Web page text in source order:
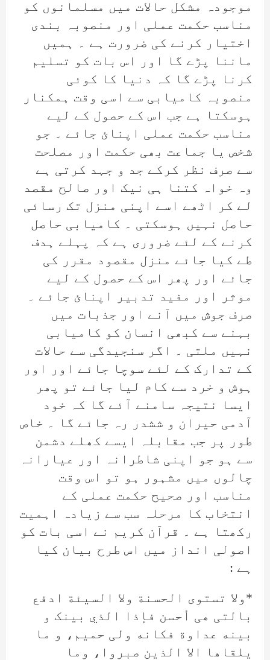
موجودہ مشکل حالات میں مسلمانوں کو
مناسب حکمت عملی اور منصوبہ بندی
اختیار کرنے کی ضرورت ہے ۔ ہمیں
ماننا پڑے گا اور اس بات کو تسلیم
کرنا پڑے گا کہ دنیا کا کوئی
منصوبہ کامیابی سے اسی وقت ہمکنار
ہوسکتا ہے جب اس کے حصول کے لیے
مناسب حکمت عملی اپنائ جائے ۔ جو
شخص یا جماعت بھی حکمت اور مصلحت
سے صرف نظر کرکے جد و جہد کرتی ہے
وہ خواہ کتنا ہی نیک اور صالح مقصد
لے کر اٹھے اسے اپنی منزل تک رسائی
حاصل نہیں ہوسکتی ۔ کامیابی حاصل
کرنے کے لئے ضروری ہے کہ پہلے ہدف
طے کیا جائے منزل مقصود مقرر کی
جائے اور پھر اس کے حصول کے لیے
موثر اور مفید تدبیر اپنائ جائے ۔
صرف جوش میں آنے اور جذبات میں
بہنے سے کبھی انسان کو کامیابی
نہیں ملتی ۔ اگر سنجیدگی سے حالات
کے تدارک کے لئے سوچا جائے اور اور
ہوش و خرد سے کام لیا جائے تو پھر
ایسا نتیجہ سامنے آئے گا کہ خود
آدمی حیران و ششدر رہ جائے گا ۔ خاص
طور پر جب مقابلہ ایسے کھلے دشمن
سے ہو جو اپنی شاطرانہ اور عیارانہ
چالوں میں مشہور ہو تو اس وقت
مناسب اور صحیح حکمت عملی کے
انتخاب کا مرحلہ سب سے زیادہ اہمیت
رکھتا ہے ۔ قرآن کریم نے اسی بات کو
اصولی انداز میں اس طرح بیان کیا
ہے :
*ولا تستوی الحسنة ولا السيئة ادفع
بالتی ھی أحسن فإذا الذي بینک و
بينه عداوة فکانه ولی حمیم، و ما
یلقاھا الا الذین صبروا، وما